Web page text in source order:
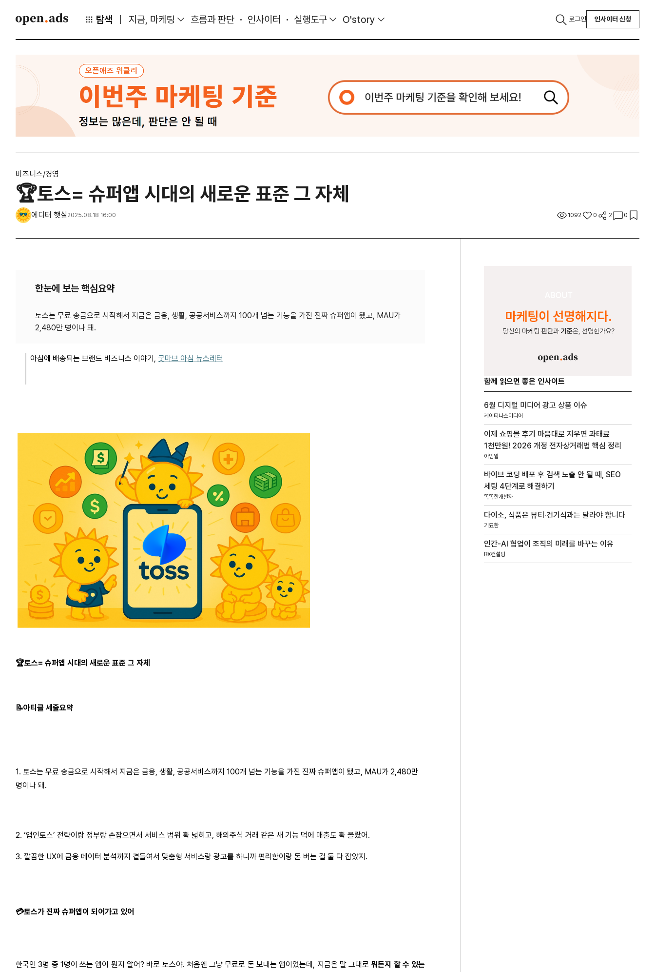
탐색 지금, 마케팅 흐름과 판단 인사이터 실행도구 O'story 로그인 인사이터 신청
비즈니스/경영
🏆토스= 슈퍼앱 시대의 새로운 표준 그 자체
에디터 햇살2025.08.18 16:00 1092 0 2 0
한눈에 보는 핵심요약
토스는 무료 송금으로 시작해서 지금은 금융, 생활, 공공서비스까지 100개 넘는 기능을 가진 진짜 슈퍼앱이 됐고, MAU가
아침에 배송되는 브랜드 비즈니스 이야기 , 굿마브 아침 뉴스레터
🏆토스= 슈퍼앱 시대의 새로운 표준 그 자체
📝아티클 세줄요약
1. 토스는 무료 송금으로 시작해서 지금은 금융, 생활, 공공서비스까지 100개 넘는 기능을 가진 진짜 슈퍼앱이 됐고, MAU가 2,480만
명이나 돼.
2. ‘앱인토스’ 전략이랑 정부랑 손잡으면서 서비스 범위 확 넓히고, 해외주식 거래 같은 새 기능 덕에 매출도 확 올랐어 .
3. 깔끔한 UX에 금융 데이터 분석까지 곁들여서 맞춤형 서비스랑 광고를 하니까 편리함이랑 돈 버는 걸 둘 다 잡았지.
💳토스가 진짜 슈퍼앱이 되어가고 있어
한국인 3명 중 1명이 쓰는 앱이 뭔지 알어? 바로 토스야. 처음엔 그냥 무료로 돈 보내는 앱이었는데, 지금은 말 그대로 뭐든지 할 수 있는
함께 읽으면 좋은 인사이트
6월 디지털 미디어 광고 상품 이슈
케이티나스미디어
이제 쇼핑몰 후기 마음대로 지우면 과태료
1천만원! 2026 개정 전자상거래법 핵심 정리
아임웹
바이브 코딩 배포 후 검색 노출 안 될 때, SEO
세팅 4단계로 해결하기
똑똑한개발자
다이소, 식품은 뷰티·건기식과는 달라야 합니다
기묘한
인간-AI 협업이 조직의 미래를 바꾸는 이유
BX컨설팅